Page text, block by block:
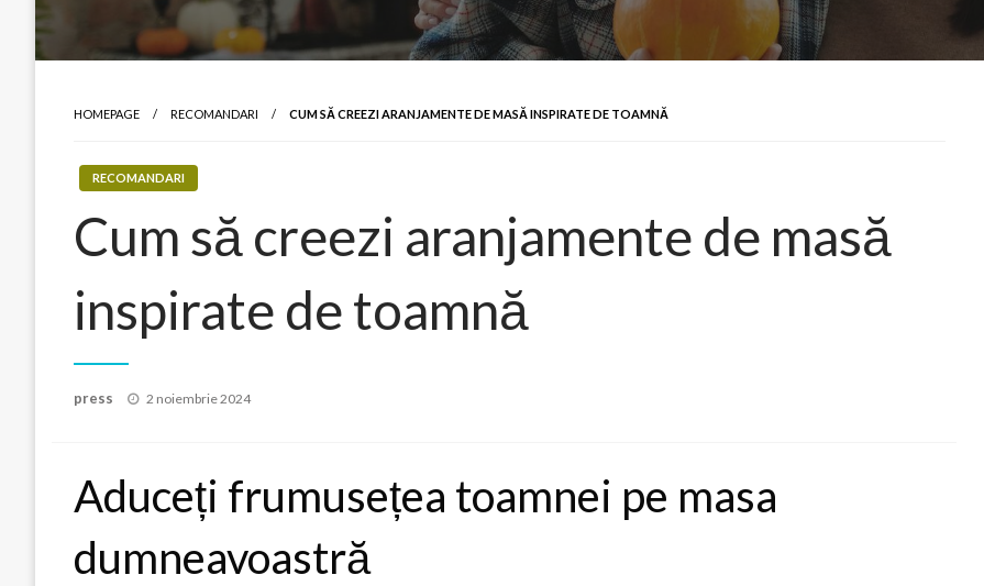
HOMEPAGE RECOMANDARI CUM SĂ CREEZI ARANJAMENTE DE MASĂ INSPIRATE DE TOAMNĂ
RECOMANDARI
Cum să creezi aranjamente de masă
inspirate de toamnă
press
Posted
2 noiembrie 2024
Aduceți frumusețea toamnei pe masa
dumneavoastră